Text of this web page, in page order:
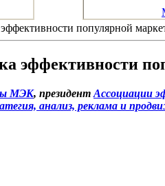
популярной
эффективности
МЭК, президент Ассоциации
анализ, реклама и